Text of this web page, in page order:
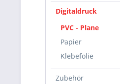
Digitaldruck
PVC - Plane
Papier
Klebefolie
Zubehör